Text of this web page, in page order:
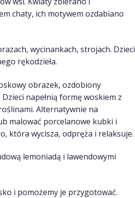
chaty, ich motywem ozdabiano
wycinankach, strojach. Dzieci
rękodzieła.
obrazek, ozdobiony
napełnią formę woskiem z
Alternatywnie na
malować porcelanowe kubki i
która wycisza, odpręża i relaksuje.
lemoniadą i lawendowymi
i pomożemy je przygotować.